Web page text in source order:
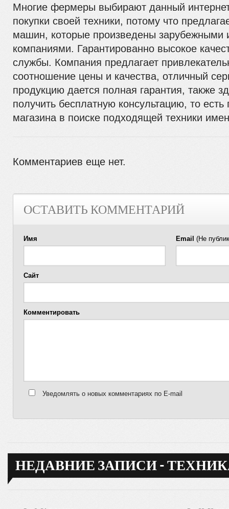
Многие фермеры выбирают данный
покупки своей техники, потому что
машин, которые произведены зарубежными
компаниями. Гарантированно высокое
службы. Компания предлагает
соотношение цены и качества, отличный
продукцию дается полная гарантия, также
получить бесплатную консультацию, то
магазина в поиске подходящей техники
Комментариев еще нет.
ОСТАВИТЬ КОММЕНТАРИЙ
Имя Email (Не
Сайт
Комментировать
Уведомлять о новых комментариях по E-mail
НЕДАВНИЕ ЗАПИСИ -